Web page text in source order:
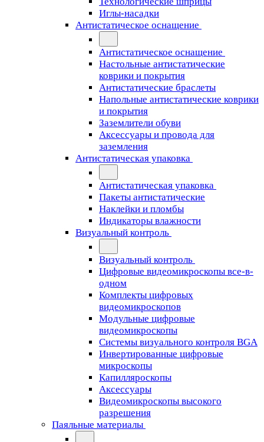
Иглы-насадки
Антистатическое оснащение
Антистатическое оснащение
Настольные антистатические
коврики и покрытия
Антистатические браслеты
Напольные антистатические коврики
и покрытия
Заземлители обуви
Аксессуары и провода для
заземления
Антистатическая упаковка
Антистатическая упаковка
Пакеты антистатические
Наклейки и пломбы
Индикаторы влажности
Визуальный контроль
Визуальный контроль
Цифровые видеомикроскопы все-в-
одном
Комплекты цифровых
видеомикроскопов
Модульные цифровые
видеомикроскопы
Cистемы визуального контроля BGA
Инвертированные цифровые
микроскопы
Капилляроскопы
Аксессуары
Видеомикроскопы высокого
разрешения
Паяльные материалы